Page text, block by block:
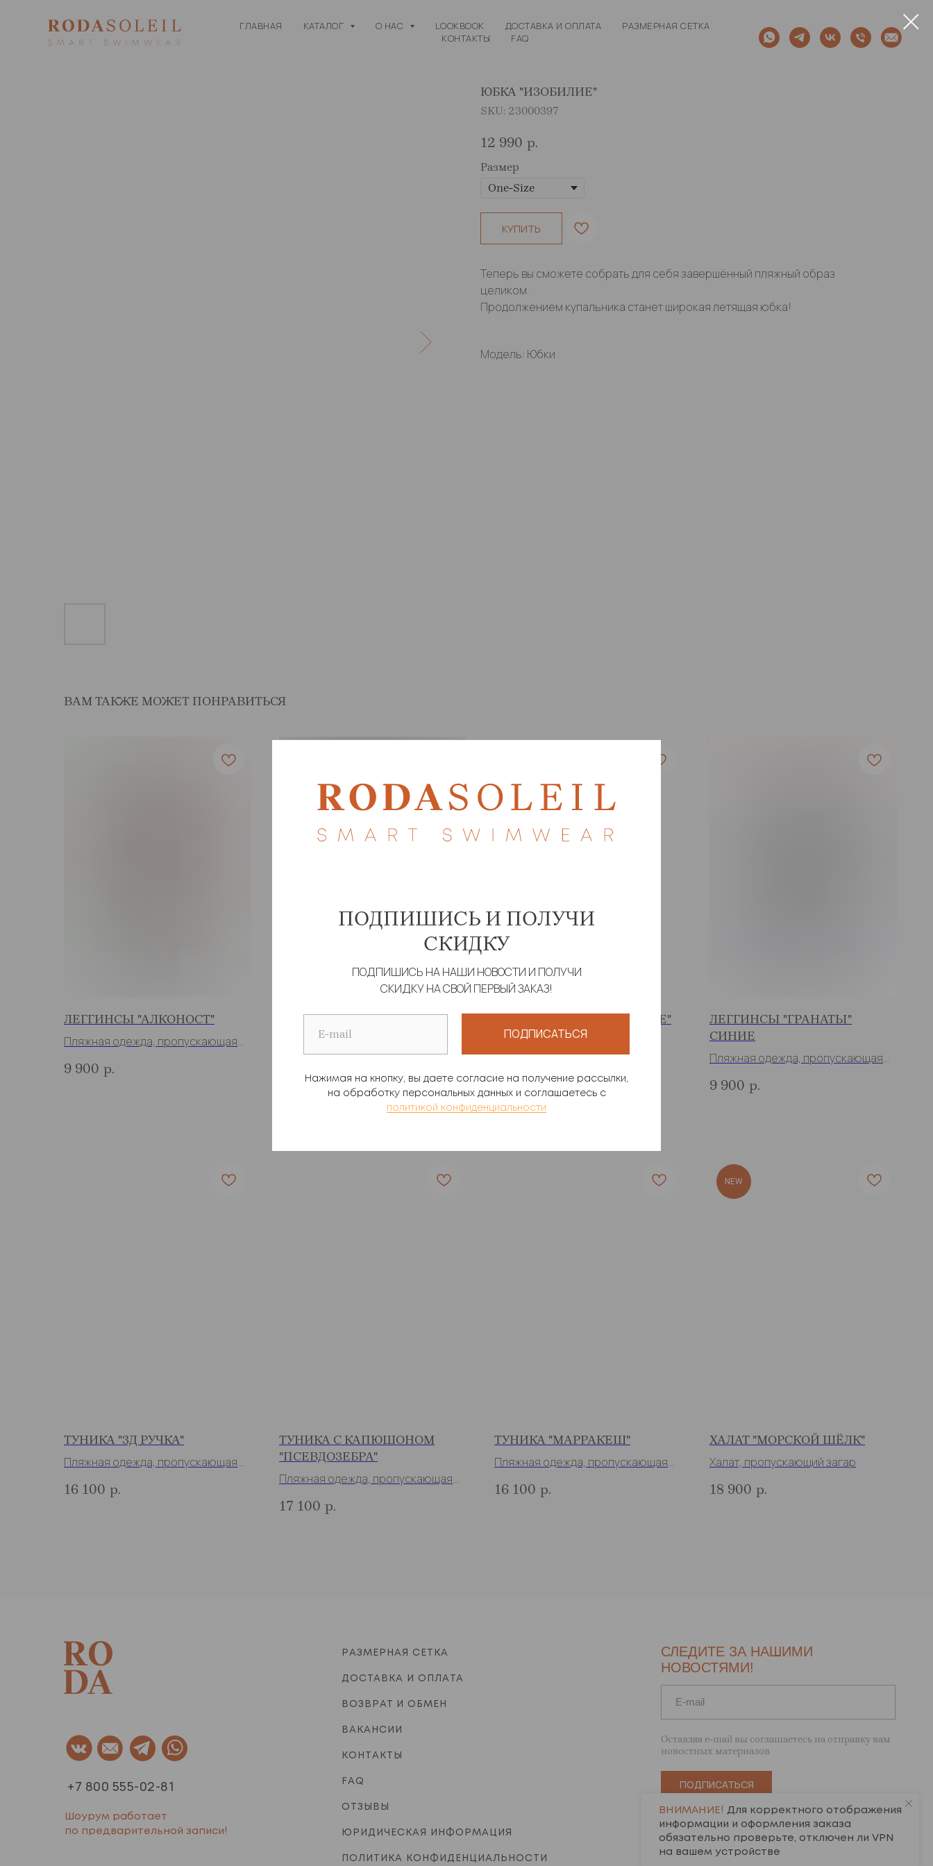
ГЛАВНАЯ КАТАЛОГ О НАС LOOKBOOK ДОСТАВКА И ОПЛАТА
РАЗМЕРНАЯ СЕТКА
КОНТАКТЫ
FAQ
ЮБКА "ИЗОБИЛИЕ"
SKU: 23000397
12 990 р.
Размер
КУПИТЬ
Теперь вы сможете собрать для себя завершённый пляжный образ
целиком.
Продолжением купальника станет широкая летящая юбка!
Модель: Юбки
ВАМ ТАКЖЕ МОЖЕТ ПОНРАВИТЬСЯ
ЛЕГГИНСЫ "АЛКОНОСТ"
Пляжная одежда, пропускающая
9 900 р.
ХАЛАТ "ПАВЛИН МАЮРА"
Халат, пропускающий загар
БРЮКИ "ТЕЛЬНЯШКА-БУШЕ"
Брюки, пропускающие загар
ЛЕГГИНСЫ "ГРАНАТЫ"
СИНИЕ
Пляжная одежда, пропускающая
9 900 р.
ТУНИКА "3Д РУЧКА"
Пляжная одежда, пропускающая
16 100 р.
ТУНИКА С КАПЮШОНОМ
"ПСЕВДОЗЕБРА"
Пляжная одежда, пропускающая
17 100 р.
ТУНИКА "МАРРАКЕШ"
Пляжная одежда, пропускающая
16 100 р.
NEW
ХАЛАТ "МОРСКОЙ ШЁЛК"
Халат, пропускающий загар
18 900 р.
+7 800 555-02-81
ПОЛИТИКА КОНФИДЕНЦИАЛЬНОСТИ
ЮРИДИЧЕСКАЯ ИНФОРМАЦИЯ
РАЗМЕРНАЯ СЕТКА
ДОСТАВКА И ОПЛАТА
КОНТАКТЫ
FAQ
ОТЗЫВЫ
СЛЕДИТЕ ЗА НАШИМИ
НОВОСТЯМИ!
Оставляя e-mail вы соглашаетесь на отправку вам
новостных материалов
ПОДПИСАТЬСЯ
ВОЗВРАТ И ОБМЕН
ВАКАНСИИ
Шоурум работает
по предварительной записи!
ВНИМАНИЕ! Для корректного отображения
информации и оформления заказа
обязательно проверьте, отключен ли VPN
на вашем устройстве
ПОДПИШИСЬ И ПОЛУЧИ
СКИДКУ
ПОДПИШИСЬ НА НАШИ НОВОСТИ И ПОЛУЧИ
СКИДКУ НА СВОЙ ПЕРВЫЙ ЗАКАЗ!
ПОДПИСАТЬСЯ
Нажимая на кнопку, вы даете согласие на получение рассылки,
на обработку персональных данных и соглашаетесь c
политикой конфиденциальности